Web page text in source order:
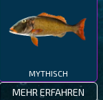
MYTHISCH
MEHR ERFAHREN